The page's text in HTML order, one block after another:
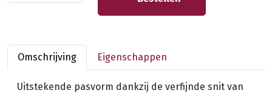
Omschrijving Eigenschappen
Uitstekende pasvorm dankzij de verfijnde snit van